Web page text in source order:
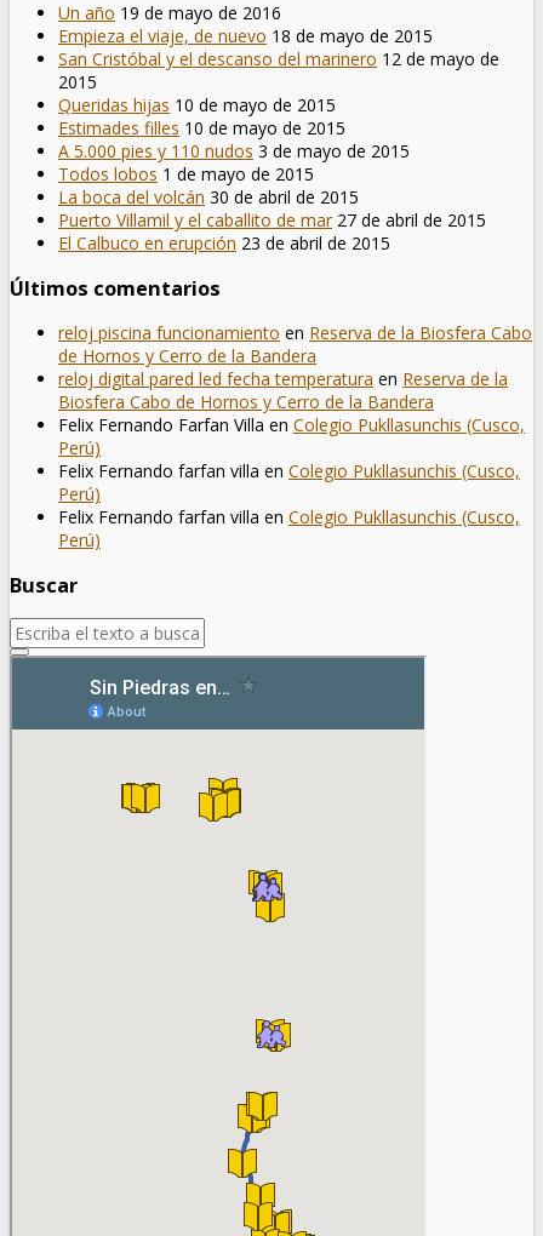
Un año 19 de mayo de 2016
Empieza el viaje, de nuevo 18 de mayo de 2015
San Cristóbal y el descanso del marinero 12 de mayo de
2015
Queridas hijas 10 de mayo de 2015
Estimades filles 10 de mayo de 2015
A 5.000 pies y 110 nudos 3 de mayo de 2015
Todos lobos 1 de mayo de 2015
La boca del volcán 30 de abril de 2015
Puerto Villamil y el caballito de mar 27 de abril de 2015
El Calbuco en erupción 23 de abril de 2015
Últimos comentarios
reloj piscina funcionamiento en Reserva de la Biosfera Cabo
de Hornos y Cerro de la Bandera
reloj digital pared led fecha temperatura en Reserva de la
Biosfera Cabo de Hornos y Cerro de la Bandera
Felix Fernando Farfan Villa en Colegio Pukllasunchis (Cusco,
Perú)
Felix Fernando farfan villa en Colegio Pukllasunchis (Cusco,
Perú)
Felix Fernando farfan villa en Colegio Pukllasunchis (Cusco,
Perú)
Buscar